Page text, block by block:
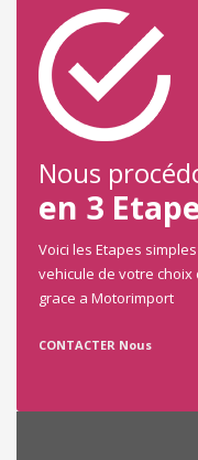
Nous
en 3
Voici les Etapes
vehicule de votre
grace a Motorimport
CONTACTER Nous